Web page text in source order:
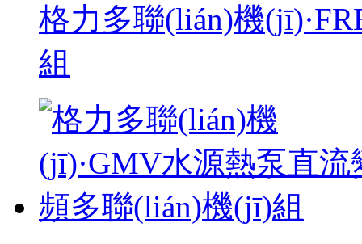
格力多聯(lián)機
組